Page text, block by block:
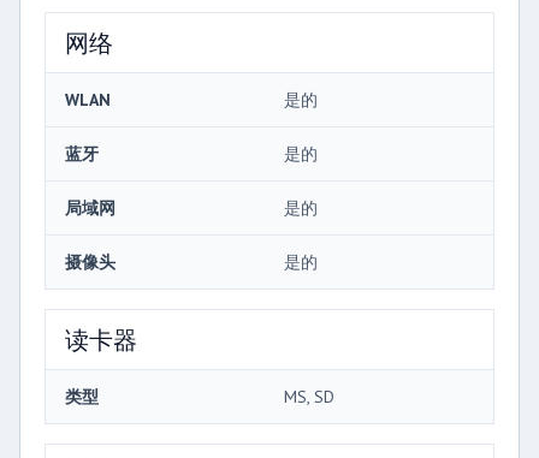
网络
WLAN 是的
蓝牙 是的
局域网 是的
摄像头 是的
读卡器
类型 MS, SD